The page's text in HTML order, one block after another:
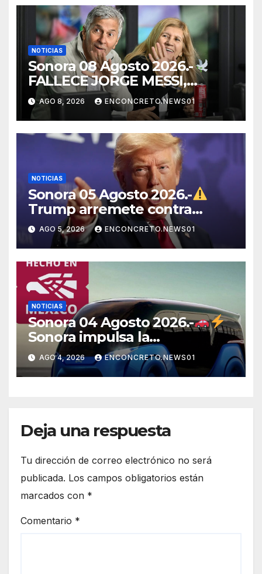
NOTICIAS
Sonora 08 Agosto 2026.-
FALLECE JORGE MESSI,
PADRE Y REPRESENTANTE
DE LIONEL MESSI, A LOS 68
AÑOS
AGO 8, 2026 ENCONCRETO.NEWS01
NOTICIAS
Sonora 05 Agosto 2026.-
Trump arremete contra
México, Canadá y otras
potencias por supuestos
abusos comerciales
AGO 5, 2026 ENCONCRETO.NEWS01
NOTICIAS
Sonora 04 Agosto 2026.-
Sonora impulsa la
electromovilidad con
«Beyond», un vehículo
eléctrico desarrollado junto al
AGO 4, 2026 ENCONCRETO.NEWS01
Deja una respuesta
Tu dirección de correo electrónico no será
publicada. Los campos obligatorios están
marcados con *
Comentario *